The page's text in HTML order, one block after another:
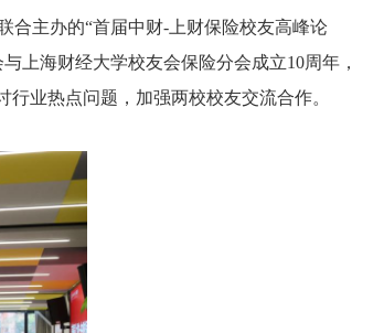
合主办的“首届中财-上财保险校友高峰论
上海财经大学校友会保险分会成立10周年，
业热点问题，加强两校校友交流合作。